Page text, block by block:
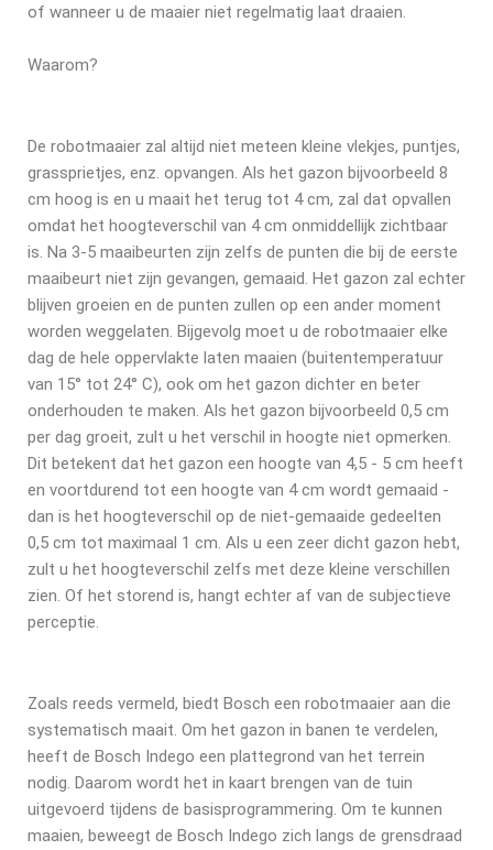
of wanneer u de maaier niet regelmatig laat draaien.
Waarom?
De robotmaaier zal altijd niet meteen kleine vlekjes, puntjes,
grassprietjes, enz. opvangen. Als het gazon bijvoorbeeld 8
cm hoog is en u maait het terug tot 4 cm, zal dat opvallen
omdat het hoogteverschil van 4 cm onmiddellijk zichtbaar
is. Na 3-5 maaibeurten zijn zelfs de punten die bij de eerste
maaibeurt niet zijn gevangen, gemaaid. Het gazon zal echter
blijven groeien en de punten zullen op een ander moment
worden weggelaten. Bijgevolg moet u de robotmaaier elke
dag de hele oppervlakte laten maaien (buitentemperatuur
van 15° tot 24° C), ook om het gazon dichter en beter
onderhouden te maken. Als het gazon bijvoorbeeld 0,5 cm
per dag groeit, zult u het verschil in hoogte niet opmerken.
Dit betekent dat het gazon een hoogte van 4,5 - 5 cm heeft
en voortdurend tot een hoogte van 4 cm wordt gemaaid -
dan is het hoogteverschil op de niet-gemaaide gedeelten
0,5 cm tot maximaal 1 cm. Als u een zeer dicht gazon hebt,
zult u het hoogteverschil zelfs met deze kleine verschillen
zien. Of het storend is, hangt echter af van de subjectieve
perceptie.
Zoals reeds vermeld, biedt Bosch een robotmaaier aan die
systematisch maait. Om het gazon in banen te verdelen,
heeft de Bosch Indego een plattegrond van het terrein
nodig. Daarom wordt het in kaart brengen van de tuin
uitgevoerd tijdens de basisprogrammering. Om te kunnen
maaien, beweegt de Bosch Indego zich langs de grensdraad